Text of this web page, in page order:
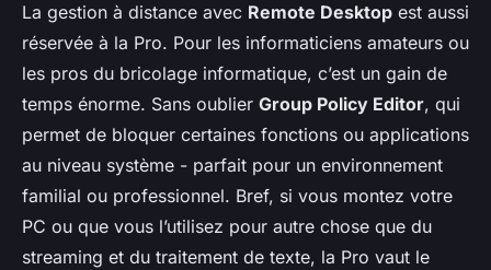
La gestion à distance avec Remote Desktop est aussi
réservée à la Pro. Pour les informaticiens amateurs ou
les pros du bricolage informatique, c’est un gain de
temps énorme. Sans oublier Group Policy Editor, qui
permet de bloquer certaines fonctions ou applications
au niveau système - parfait pour un environnement
familial ou professionnel. Bref, si vous montez votre
PC ou que vous l’utilisez pour autre chose que du
streaming et du traitement de texte, la Pro vaut le